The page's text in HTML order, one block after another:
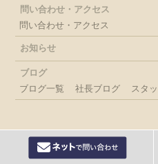
問い合わせ・アクセス
問い合わせ・アクセス
お知らせ
ブログ
ブログ一覧
社長ブログ スタ
(C) 株式会社 石田工務店